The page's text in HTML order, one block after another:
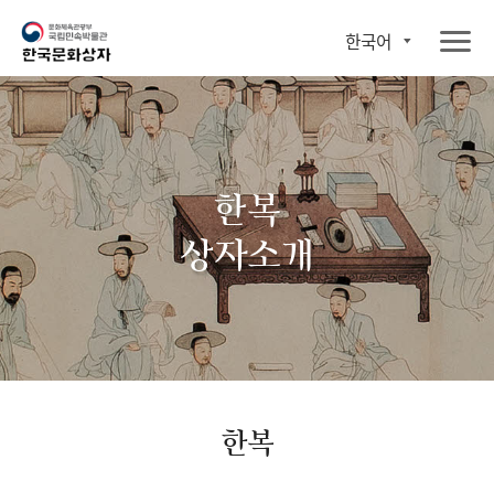
한국어
한복
상자소개
한복